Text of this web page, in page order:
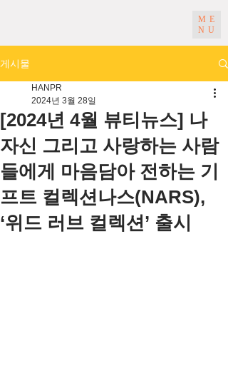
ME
NU
게시물
[2024년 4월 뷰티뉴스] 나
자신 그리고 사랑하는 사람
들에게 마음담아 전하는 기
프트 컬렉션나스(NARS),
‘위드 러브 컬렉션’ 출시
HANPR
2024년 3월 28일